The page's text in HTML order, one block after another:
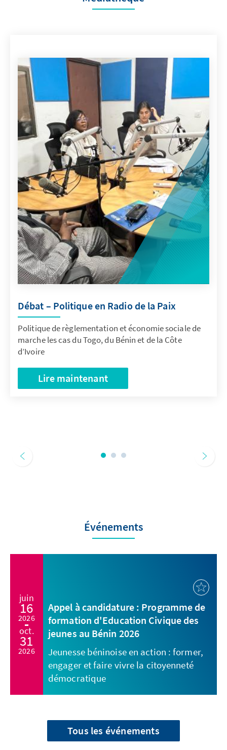
Débat – Politique en Radio de la Paix
Politique de règlementation et économie sociale de
marche les cas du Togo, du Bénin et de la Côte
d’Ivoire
Lire maintenant
Événements
juin
16
2026
oct.
31
2026
Appel à candidature : Programme de
formation d'Education Civique des
jeunes au Bénin 2026
Jeunesse béninoise en action : former,
engager et faire vivre la citoyenneté
démocratique
Tous les événements